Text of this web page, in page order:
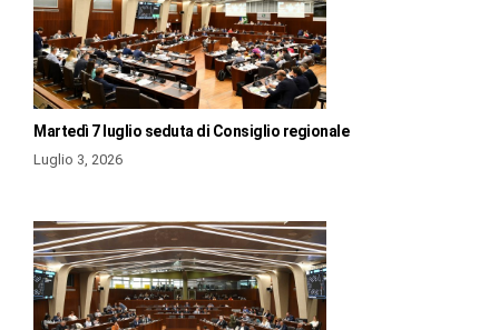
Martedì 7 luglio seduta di Consiglio regionale
Luglio 3, 2026